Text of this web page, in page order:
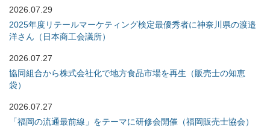
2026.07.29
2025年度リテールマーケティング検定最優秀者に神奈川県の渡邉
洋さん（日本商工会議所）
2026.07.27
協同組合から株式会社化で地方食品市場を再生（販売士の知恵
袋）
2026.07.27
「福岡の流通最前線」をテーマに研修会開催（福岡販売士協会）